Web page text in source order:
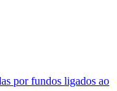
por fundos ligados ao